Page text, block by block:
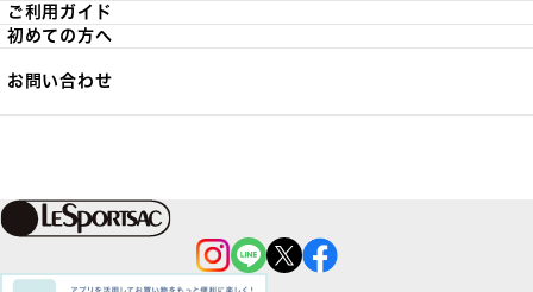
ご利用ガイド
初めての方へ
お問い合わせ